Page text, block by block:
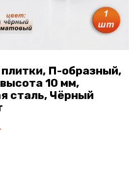
П-образный,
10 мм,
сталь, Чёрный